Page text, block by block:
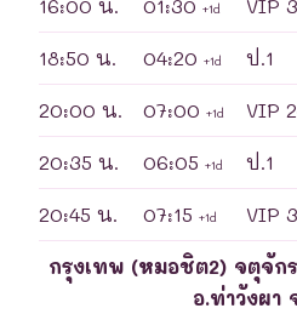
+1d
18:50 น. 04:20 +1d ป.1
20:00 น. 07:00 +1d VIP
20:35 น. 06:05 +1d ป.1
20:45 น. 07:15 +1d VIP
กรุงเทพ (หมอชิต2) จตุจัก
อ.ท่าวังผา